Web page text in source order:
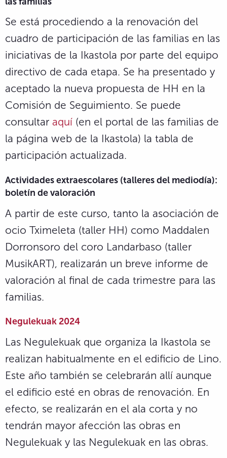
Se está procediendo a la renovación del
cuadro de participación de las familias en las
iniciativas de la Ikastola por parte del equipo
directivo de cada etapa. Se ha presentado y
aceptado la nueva propuesta de HH en la
Comisión de Seguimiento. Se puede
consultar aquí (en el portal de las familias de
la página web de la Ikastola) la tabla de
participación actualizada.
Actividades extraescolares (talleres del mediodía):
boletín de valoración
A partir de este curso, tanto la asociación de
ocio Tximeleta (taller HH) como Maddalen
Dorronsoro del coro Landarbaso (taller
MusikART), realizarán un breve informe de
valoración al final de cada trimestre para las
familias.
Negulekuak 2024
Las Negulekuak que organiza la Ikastola se
realizan habitualmente en el edificio de Lino.
Este año también se celebrarán allí aunque
el edificio esté en obras de renovación. En
efecto, se realizarán en el ala corta y no
tendrán mayor afección las obras en
Negulekuak y las Negulekuak en las obras.